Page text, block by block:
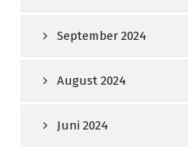
September 2024
August 2024
Juni 2024